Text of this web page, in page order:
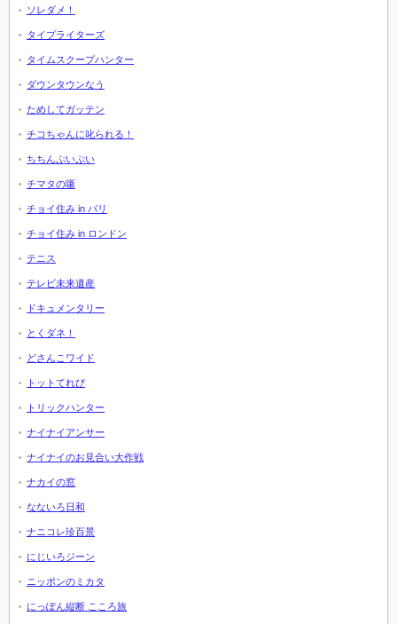
ソレダメ！
タイプライターズ
タイムスクープハンター
ダウンタウンなう
ためしてガッテン
チコちゃんに叱られる！
ちちんぷいぷい
チマタの噺
チョイ住み in パリ
チョイ住み in ロンドン
テニス
テレビ未来遺産
ドキュメンタリー
とくダネ！
どさんこワイド
トットてれび
トリックハンター
ナイナイアンサー
ナイナイのお見合い大作戦
ナカイの窓
なないろ日和
ナニコレ珍百景
にじいろジーン
ニッポンのミカタ
にっぽん縦断 こころ旅